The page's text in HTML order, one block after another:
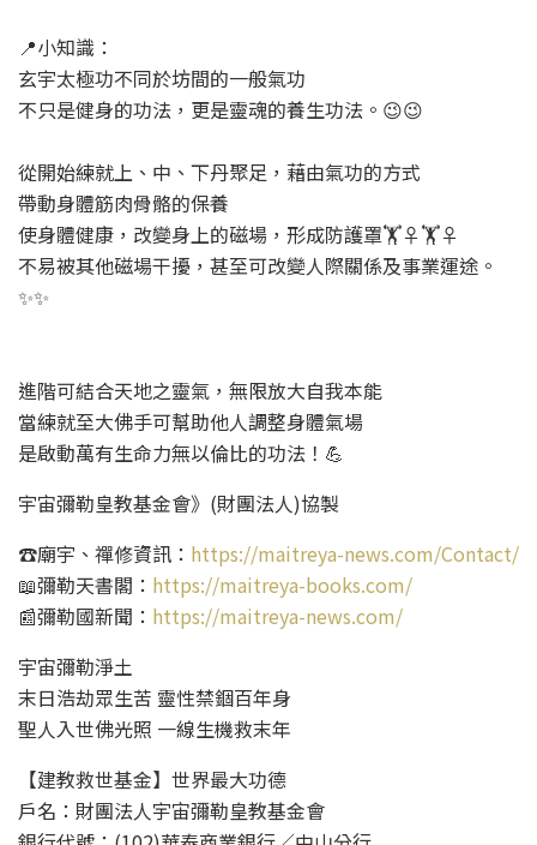
📍小知識：
玄宇太極功不同於坊間的一般氣功
不只是健身的功法，更是靈魂的養生功法。😉😉
從開始練就上、中、下丹聚足，藉由氣功的方式
帶動身體筋肉骨骼的保養
使身體健康，改變身上的磁場，形成防護罩🏋♀🏋♀
不易被其他磁場干擾，甚至可改變人際關係及事業運途。
✨✨
進階可結合天地之靈氣，無限放大自我本能
當練就至大佛手可幫助他人調整身體氣場
是啟動萬有生命力無以倫比的功法！💪
宇宙彌勒皇教基金會》(財團法人)協製
☎️廟宇、禪修資訊： https://maitreya-news.com/Contact/
📖彌勒天書閣： https://maitreya-books.com/
📰彌勒國新聞： https://maitreya-news.com/
宇宙彌勒淨土
末日浩劫眾生苦 靈性禁錮百年身
聖人入世佛光照 一線生機救末年
【建教救世基金】世界最大功德
戶名：財團法人宇宙彌勒皇教基金會